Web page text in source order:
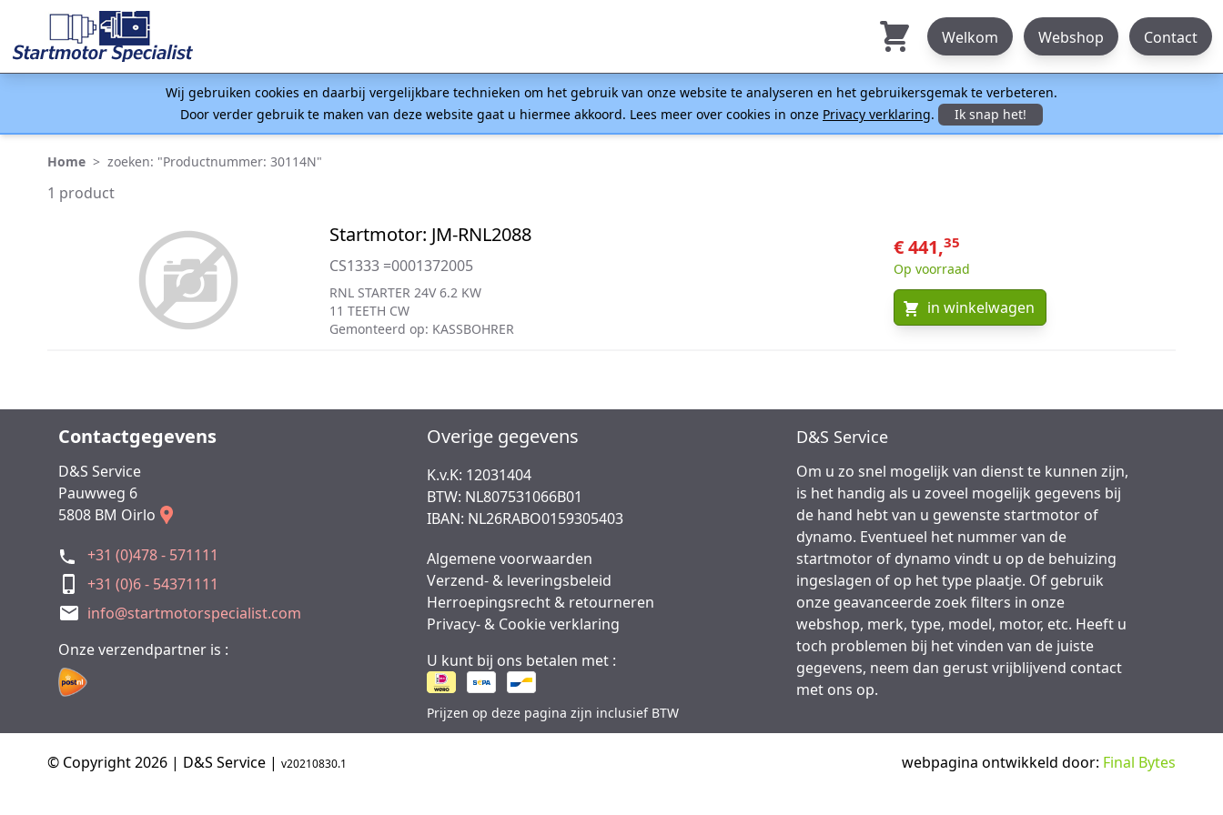
Welkom Webshop Contact
Wij gebruiken cookies en daarbij vergelijkbare technieken om het gebruik van onze website te analyseren en het gebruikersgemak te verbeteren.
Door verder gebruik te maken van deze website gaat u hiermee akkoord. Lees meer over cookies in onze Privacy verklaring. Ik snap het!
Home > zoeken: "Productnummer: 30114N"
1 product
Startmotor: JM-RNL2088
CS1333 =0001372005
RNL STARTER 24V 6.2 KW
11 TEETH CW
Gemonteerd op: KASSBOHRER
€ 441,35
Op voorraad
in winkelwagen
Contactgegevens
D&S Service
Pauwweg 6
5808 BM Oirlo
+31 (0)478 - 571111
+31 (0)6 - 54371111
info@startmotorspecialist.com
Onze verzendpartner is :
Overige gegevens
K.v.K: 12031404
BTW: NL807531066B01
IBAN: NL26RABO0159305403
Algemene voorwaarden
Verzend- & leveringsbeleid
Herroepingsrecht & retourneren
Privacy- & Cookie verklaring
U kunt bij ons betalen met :
Prijzen op deze pagina zijn inclusief BTW
D&S Service
Om u zo snel mogelijk van dienst te kunnen zijn,
is het handig als u zoveel mogelijk gegevens bij
de hand hebt van u gewenste startmotor of
dynamo. Eventueel het nummer van de
startmotor of dynamo vindt u op de behuizing
ingeslagen of op het type plaatje. Of gebruik
onze geavanceerde zoek filters in onze
webshop, merk, type, model, motor, etc. Heeft u
toch problemen bij het vinden van de juiste
gegevens, neem dan gerust vrijblijvend contact
met ons op.
© Copyright 2026 | D&S Service | v20210830.1 webpagina ontwikkeld door: Final Bytes